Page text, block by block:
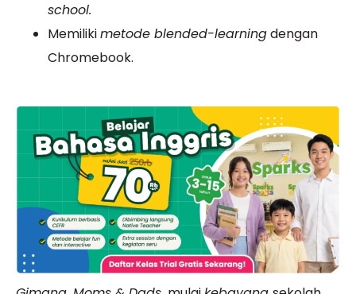
school.
Memilikimetode blended-learningdengan
Chromebook.